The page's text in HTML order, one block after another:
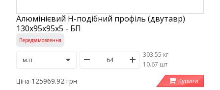
Алюмінієвий H-подібний профіль (двутавр)
130x95x95x5 - БП
Передзамовлення
303.55 кг
/10.67 шт
Ціна 125969.92 грн Купити